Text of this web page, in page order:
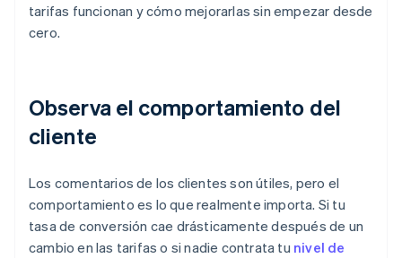
tarifas funcionan y cómo mejorarlas sin empezar desde
cero.
Observa el comportamiento del
cliente
Los comentarios de los clientes son útiles, pero el
comportamiento es lo que realmente importa. Si tu
tasa de conversión cae drásticamente después de un
cambio en las tarifas o si nadie contrata tu nivel de